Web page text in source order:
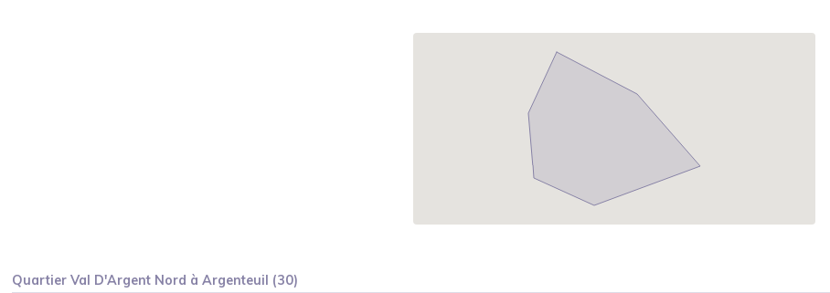
QuartierVal D'Argent Nord àArgenteuil (30)